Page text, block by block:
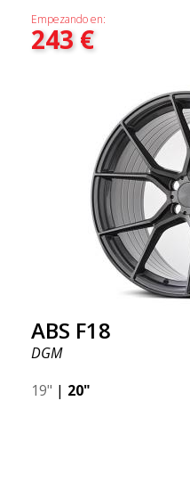
Empezando en:
243€
ABS F18
DGM
19" | 20"